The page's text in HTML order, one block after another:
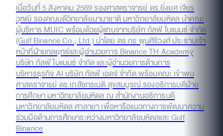
เมื่อวันที่ 5 สิงหาคม 2569 รองศาสตราจารย์ ดร.ยิ่งยศ เจียร
วุฑฒิ รองคณบดีวิทยาลัยนานาชาติ มหาวิทยาลัยมหิดล นำคณะ
ผู้บริหาร MUIC พร้อมด้วยผู้แทนจากบริษัท กัลฟ์ ไบแนนซ์ จำกัด
(Gulf Binance Co., Ltd.) นำโดย ดร.กร พูนศิริวงศ์ ประธานเจ้า
หน้าที่ฝ่ายกลยุทธ์และผู้อำนวยการ Binance TH Academy
บริษัท กัลฟ์ ไบแนนซ์ จำกัด และผู้อำนวยการด้านการ
บริหารธุรกิจ AI บริษัท กัลฟ์ เอดจ์ จำกัด พร้อมคณะ เข้าพบ
ศาสตราจารย์ ดร.เภสัชกรเนติ สุขสมบูรณ์ รองอธิการบดีฝ่าย
การศึกษา มหาวิทยาลัยมหิดล ณ สำนักงานอธิการบดี
มหาวิทยาลัยมหิดล ศาลายา เพื่อหารือแนวทางการพัฒนาความ
ร่วมมือด้านการศึกษาระหว่างมหาวิทยาลัยมหิดลและ Gulf
Binance